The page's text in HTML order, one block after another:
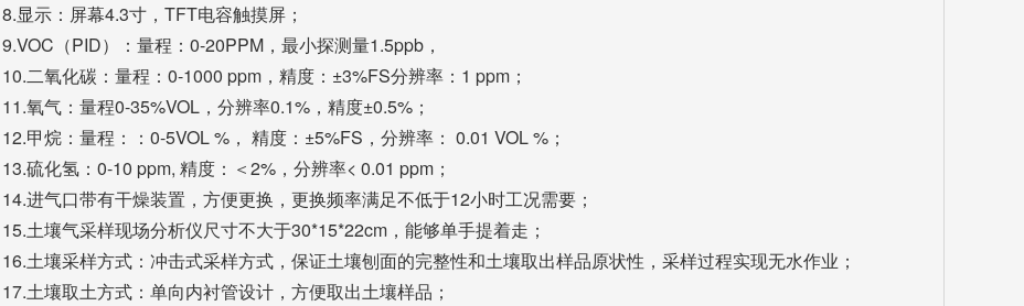
8.显示：屏幕4.3寸，TFT电容触摸屏；
9.VOC（PID）：量程：0-20PPM，最小探测量1.5ppb，
10.二氧化碳：量程：0-1000 ppm，精度：±3%FS分辨率：1 ppm；
11.氧气：量程0-35%VOL，分辨率0.1%，精度±0.5%；
12.甲烷：量程：：0-5VOL %， 精度：±5%FS，分辨率： 0.01 VOL %；
13.硫化氢：0-10 ppm, 精度：＜2%，分辨率< 0.01 ppm；
14.进气口带有干燥装置，方便更换，更换频率满足不低于12小时工况需要；
15.土壤气采样现场分析仪尺寸不大于30*15*22cm，能够单手提着走；
16.土壤采样方式：冲击式采样方式，保证土壤刨面的完整性和土壤取出样品原状性，采样过程实现无水作业；
17.土壤取土方式：单向内衬管设计，方便取出土壤样品；